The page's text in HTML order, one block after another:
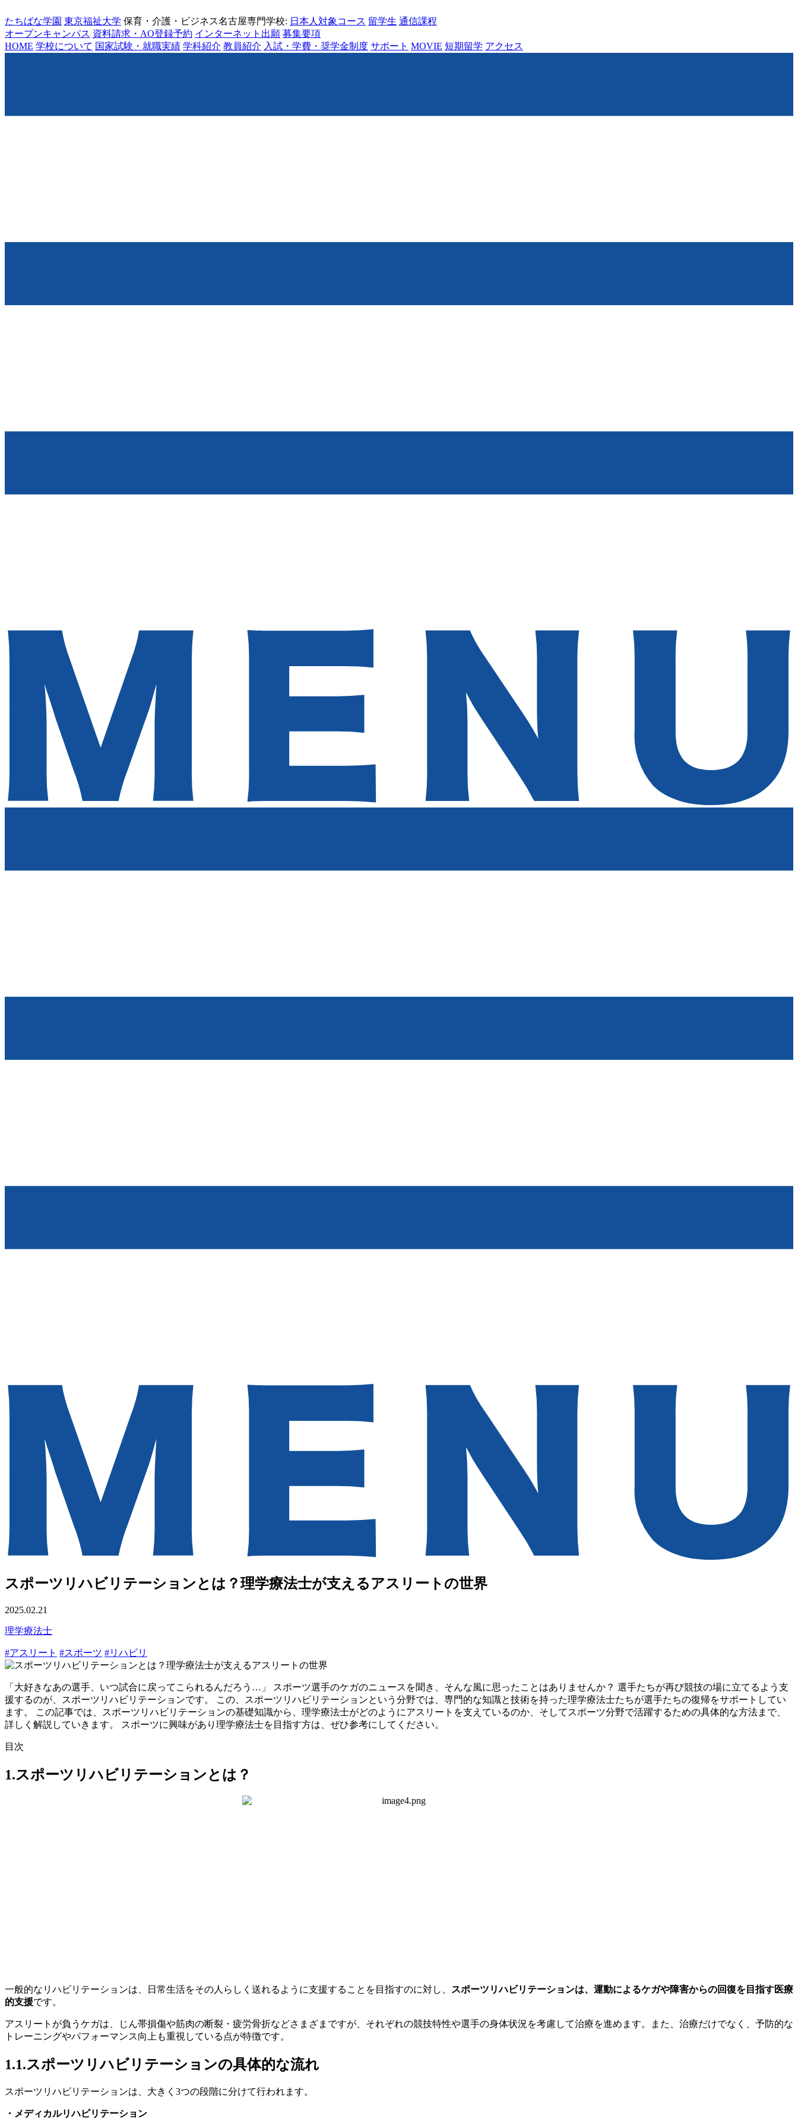
たちばな学園 東京福祉大学 保育・介護・ビジネス名古屋専門学校: 日本人対象コース 留学生 通信課程
オープンキャンパス 資料請求・AO登録予約 インターネット出願 募集要項
HOME 学校について 国家試験・就職実績 学科紹介 教員紹介 入試・学費・奨学金制度 サポート MOVIE 短期留学 アクセス
スポーツリハビリテーションとは？理学療法士が支えるアスリートの世界
2025.02.21
理学療法士
#アスリート #スポーツ #リハビリ
「大好きなあの選手、いつ試合に戻ってこられるんだろう…」 スポーツ選手のケガのニュースを聞き、そんな風に思ったことはありませんか？ 選手たちが再び競技の場に立てるよう支
援するのが、スポーツリハビリテーションです。 この、スポーツリハビリテーションという分野では、専門的な知識と技術を持った理学療法士たちが選手たちの復帰をサポートしてい
ます。 この記事では、スポーツリハビリテーションの基礎知識から、理学療法士がどのようにアスリートを支えているのか、そしてスポーツ分野で活躍するための具体的な方法まで、
詳しく解説していきます。 スポーツに興味があり理学療法士を目指す方は、ぜひ参考にしてください。
目次
1.スポーツリハビリテーションとは？
一般的なリハビリテーションは、日常生活をその人らしく送れるように支援することを目指すのに対し、 スポーツリハビリテーションは、運動によるケガや障害からの回復を目指す医療
的支援です。
アスリートが負うケガは、じん帯損傷や筋肉の断裂・疲労骨折などさまざまですが、それぞれの競技特性や選手の身体状況を考慮して治療を進めます。また、治療だけでなく、予防的な
トレーニングやパフォーマンス向上も重視している点が特徴です。
1.1.スポーツリハビリテーションの具体的な流れ
スポーツリハビリテーションは、大きく3つの段階に分けて行われます。
・メディカルリハビリテーション